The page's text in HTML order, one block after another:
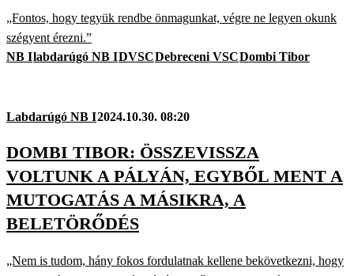
„Fontos, hogy tegyük rendbe önmagunkat, végre ne legyen okunk
szégyent érezni.”
NB Ilabdarúgó NB IDVSCDebreceni VSCDombi Tibor
Labdarúgó NB I2024.10.30. 08:20
DOMBI TIBOR: ÖSSZEVISSZA
VOLTUNK A PÁLYÁN, EGYBŐL MENT A
MUTOGATÁS A MÁSIKRA, A
BELETÖRŐDÉS
„Nem is tudom, hány fokos fordulatnak kellene bekövetkezni, hogy